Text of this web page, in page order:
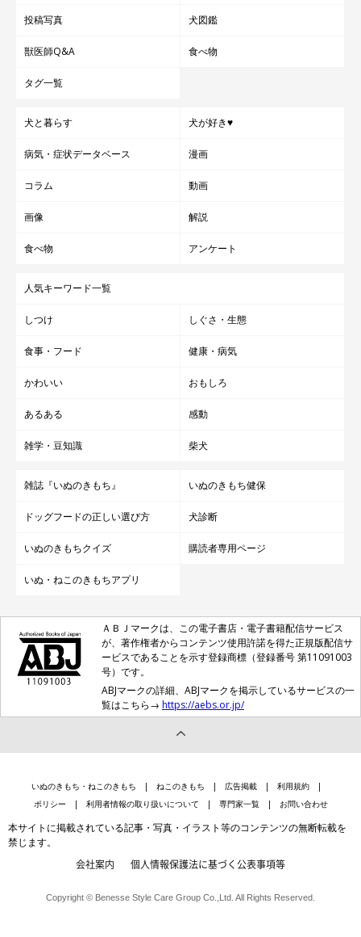
投稿写真 犬図鑑
獣医師Q&A 食べ物
タグ一覧
犬と暮らす 犬が好き♥
病気・症状データベース 漫画
コラム 動画
画像 解説
食べ物 アンケート
人気キーワード一覧
しつけ しぐさ・生態
食事・フード 健康・病気
かわいい おもしろ
あるある 感動
雑学・豆知識 柴犬
雑誌『いぬのきもち』 いぬのきもち健保
ドッグフードの正しい選び方 犬診断
いぬのきもちクイズ 購読者専用ページ
いぬ・ねこのきもちアプリ
ＡＢＪマークは、この電子書店・電子書籍配信サービス
が、著作権者からコンテンツ使用許諾を得た正規版配信サ
ービスであることを示す登録商標（登録番号 第11091003
号）です。
ABJマークの詳細、ABJマークを掲示しているサービスの一
覧はこちら→ https://aebs.or.jp/
いぬのきもち・ねこのきもち ねこのきもち 広告掲載
利用規約
ポリシー
利用者情報の取り扱いについて 専門家一覧 お問い合わせ
本サイトに掲載されている記事・写真・イラスト等のコンテンツの無断転載を
禁じます。
会社案内 個人情報保護法に基づく公表事項等
Copyright © Benesse Style Care Group Co.,Ltd. All Rights Reserved.